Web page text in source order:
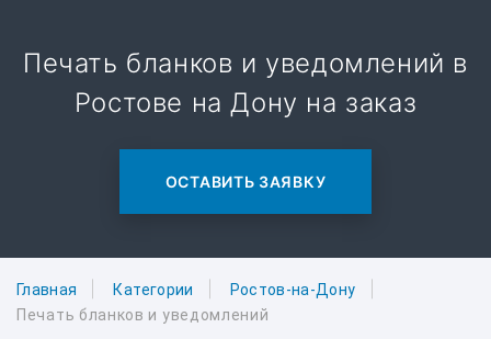
Печать бланков и уведомлений в
Ростове на Дону на заказ
ОСТАВИТЬ ЗАЯВКУ
Главная Категории
Ростов-на-Дону
Печать бланков и уведомлений